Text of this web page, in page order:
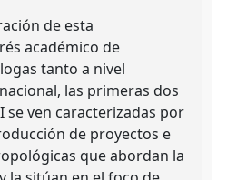
de esta
académico de
tanto a nivel
las primeras dos
se ven caracterizadas por
de proyectos e
que abordan la